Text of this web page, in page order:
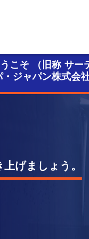
こそ （旧称 サー
・ジャパン株式会社
げましょう。